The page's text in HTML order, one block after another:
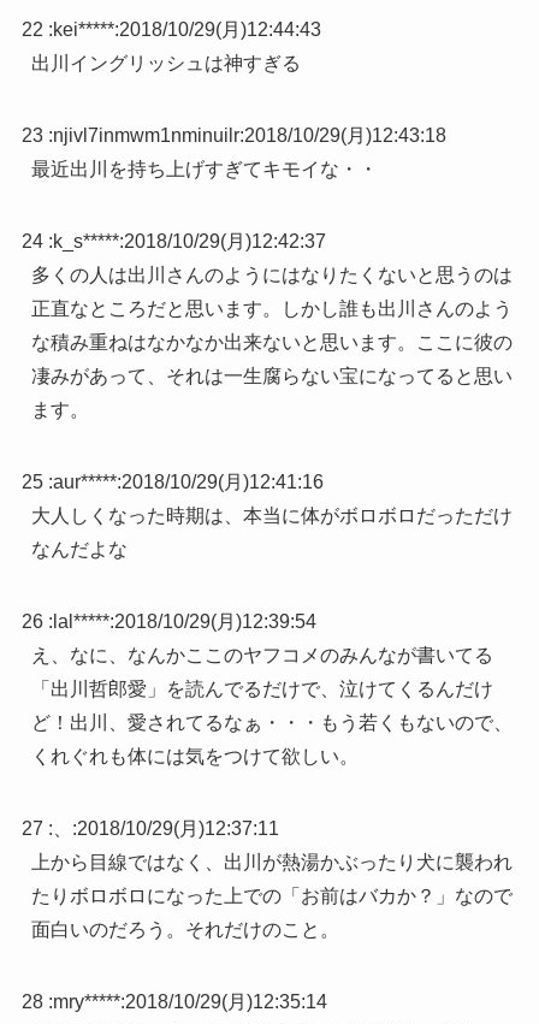
22 :kei*****:2018/10/29(月)12:44:43
出川イングリッシュは神すぎる
23 :njivl7inmwm1nminuilr:2018/10/29(月)12:43:18
最近出川を持ち上げすぎてキモイな・・
24 :k_s*****:2018/10/29(月)12:42:37
多くの人は出川さんのようにはなりたくないと思うのは
正直なところだと思います。しかし誰も出川さんのよう
な積み重ねはなかなか出来ないと思います。ここに彼の
凄みがあって、それは一生腐らない宝になってると思い
ます。
25 :aur*****:2018/10/29(月)12:41:16
大人しくなった時期は、本当に体がボロボロだっただけ
なんだよな
26 : lal*****:2018/10/29(月)12:39:54
え、なに、なんかここのヤフコメのみんなが書いてる
「出川哲郎愛」を読んでるだけで、泣けてくるんだけ
ど！出川、愛されてるなぁ・・・もう若くもないので、
くれぐれも体には気をつけて欲しい。
27 : :2018/10/29(月)12:37:11
上から目線ではなく、出川が熱湯かぶったり犬に襲われ
たりボロボロになった上での「お前はバカか？」なので
面白いのだろう。それだけのこと。
28 :mry*****:2018/10/29(月)12:35:14